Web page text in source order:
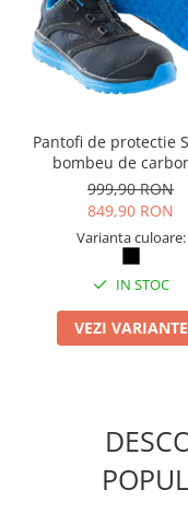
Scaune, birouri si
ergonomice
Masini de legat,
Protocol si HORECA
Apa si bauturi
Cafea, ceai, zahar, lapte
Casa si bucatarie
Bucatarie si servire
Textile si confort
Trollere, genti si
Pantofi de protectie
bombeu de
inchidere BOAÂ®
999,90 RON
849,90 RON
Varianta culoare:
IN STOC
VEZI VARIANTE